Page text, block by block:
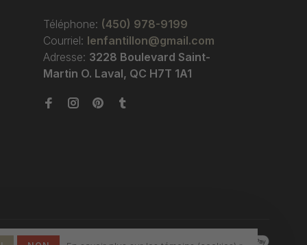
Téléphone: (450) 978-9199
Courriel: lenfantillon@gmail.com
Adresse: 3228 Boulevard Saint-
Martin O. Laval, QC H7T 1A1